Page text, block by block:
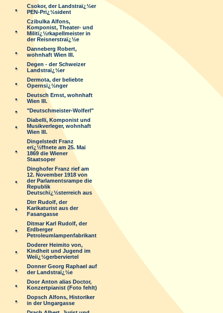
Csokor, der Landstraï¿½er
PEN-Prï¿½sident
Czibulka Alfons,
Komponist, Theater- und
Militï¿½rkapellmeister in
der Reisnerstraï¿½e
Danneberg Robert,
wohnhaft Wien III.
Degen - der Schweizer
Landstraï¿½er
Dermota, der beliebte
Opernsï¿½nger
Deutsch Ernst, wohnhaft
Wien III.
"Deutschmeister-Wolferl"
Diabelli, Komponist und
Musikverleger, wohnhaft
Wien III.
Dingelstedt Franz
erï¿½ffnete am 25. Mai
1869 die Wiener
Staatsoper
Dinghofer Franz rief am
12. November 1918 von
der Parlamentsrampe die
Republik
Deutschï¿½sterreich aus
Dirr Rudolf, der
Karikaturist aus der
Fasangasse
Ditmar Karl Rudolf, der
Erdberger
Petroleumlampenfabrikant
Doderer Heimito von,
Kindheit und Jugend im
Weiï¿½gerberviertel
Donner Georg Raphael auf
der Landstraï¿½e
Door Anton alias Doctor,
Konzertpianist (Foto fehlt)
Dopsch Alfons, Historiker
in der Ungargasse